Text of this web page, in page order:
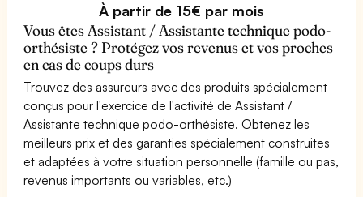
À partir de 15€ par mois
Vous êtes Assistant / Assistante technique podo-
orthésiste ? Protégez vos revenus et vos proches
en cas de coups durs
Trouvez des assureurs avec des produits spécialement
conçus pour l'exercice de l'activité de Assistant /
Assistante technique podo-orthésiste. Obtenez les
meilleurs prix et des garanties spécialement construites
et adaptées à votre situation personnelle (famille ou pas,
revenus importants ou variables, etc.)